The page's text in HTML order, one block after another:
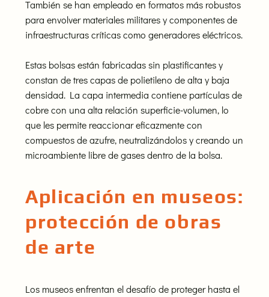
También se han empleado en formatos más robustos
para envolver materiales militares y componentes de
infraestructuras críticas como generadores eléctricos.
Estas bolsas están fabricadas sin plastificantes y
constan de tres capas de polietileno de alta y baja
densidad. La capa intermedia contiene partículas de
cobre con una alta relación superficie-volumen, lo
que les permite reaccionar eficazmente con
compuestos de azufre, neutralizándolos y creando un
microambiente libre de gases dentro de la bolsa.
Aplicación en museos:
protección de obras
de arte
Los museos enfrentan el desafío de proteger hasta el